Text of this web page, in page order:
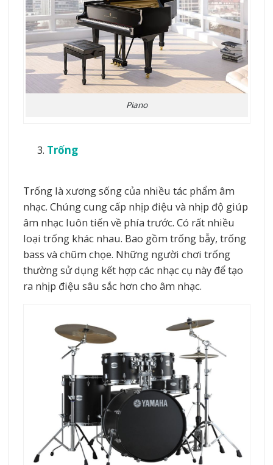
Piano
Trống
Trống là xương sống của nhiều tác phẩm âm
nhạc. Chúng cung cấp nhịp điệu và nhịp độ giúp
âm nhạc luôn tiến về phía trước. Có rất nhiều
loại trống khác nhau. Bao gồm trống bẫy, trống
bass và chũm chọe. Những người chơi trống
thường sử dụng kết hợp các nhạc cụ này để tạo
ra nhịp điệu sâu sắc hơn cho âm nhạc.